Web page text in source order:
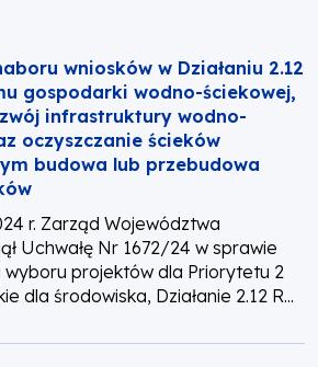
wniosków w Działaniu 2.12
gospodarki wodno-ściekowej,
infrastruktury wodno-
oczyszczanie ścieków
budowa lub przebudowa
r. Zarząd Województwa
Uchwałę Nr 1672/24 w sprawie
wyboru projektów dla Priorytetu 2
dla środowiska, Działanie 2.12 R...